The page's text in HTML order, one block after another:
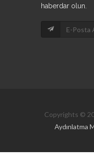
haberdar olun.
Copyrights ©
Aydınlatma